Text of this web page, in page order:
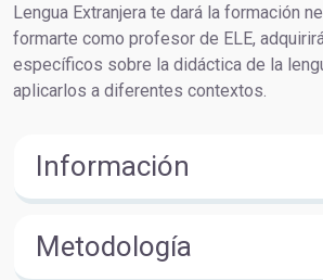
Lengua Extranjera te dará la formación
formarte como profesor de ELE,
específicos sobre la didáctica de la
aplicarlos a diferentes contextos.
Información
Metodología